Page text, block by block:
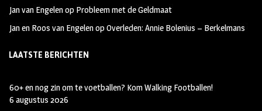
Jan van Engelenop Probleem met de Geldmaat
Jan en Roos van EngelenopOverleden: Annie Bolenius – Berkelmans
LAATSTE BERICHTEN
60+ en nog zin om te voetballen? Kom Walking Footballen!
6 augustus 2026